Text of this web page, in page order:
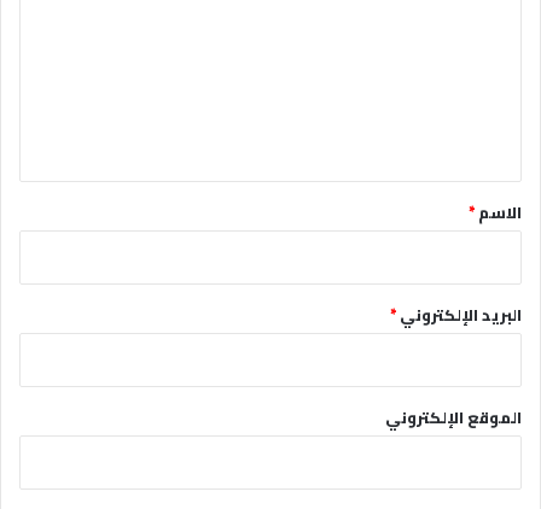
*الاسم*
البريد الإلكتروني*
الموقع الإلكتروني